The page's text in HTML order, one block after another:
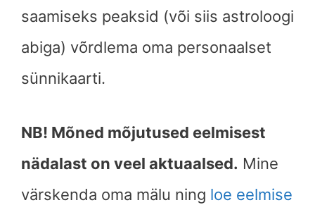
saamiseks peaksid (või siis astroloogi
abiga) võrdlema oma personaalset
sünnikaarti.
NB! Mõned mõjutused eelmisest
nädalast on veel aktuaalsed. Mine
värskenda oma mälu ning loe eelmise